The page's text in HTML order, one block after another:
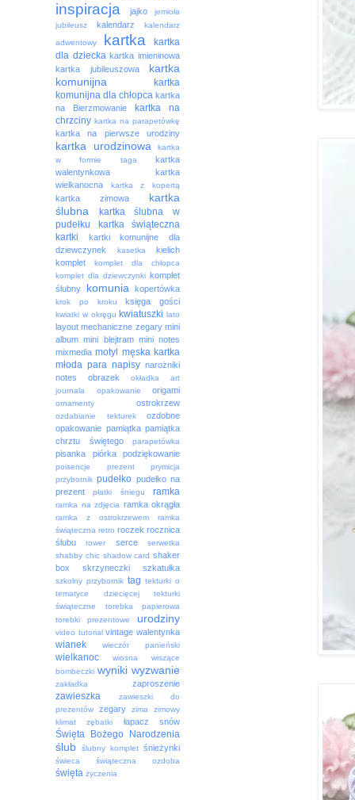
inspiracja jajko
jemioła
jubileusz
kalendarz
kalendarz
adwentowy
kartka
kartka
dla dziecka kartka imieninowa
kartka jubileuszowa
kartka
komunijna
kartka
komunijna dla chłopca kartka
na Bierzmowanie
kartka na
chrzciny kartka na parapetówkę
kartka na pierwsze urodziny
kartka urodzinowa
kartka
w formie taga
kartka
walentynkowa
kartka
wielkanocna
kartka z kopertą
kartka zimowa
kartka
ślubna
kartka ślubna w
pudełku
kartka świąteczna
kartki
kartki komunijne dla
dziewczynek
kasetka
kielich
komplet
komplet dla chłopca
komplet dla dziewczynki komplet
ślubny
komunia kopertówka
krok po kroku księga gości
kwiatki w okręgu kwiatuszki lato
layout mechaniczne zegary mini
album mini blejtram mini notes
mixmedia motyl męska kartka
młoda para napisy narożniki
notes
obrazek
okładka art
journala
opakowanie origami
ornamenty ostrokrzew
ozdabianie tekturek
ozdobne
opakowanie pamiątka pamiątka
chrztu świętego
parapetówka
pisanka piórka podziękowanie
poisencje prezent
prymicja
przybornik pudełko pudełko na
prezent
płatki śniegu ramka
ramka na zdjęcia ramka okrągła
ramka z ostrokrzewem
ramka
świąteczna retro roczek rocznica
ślubu
rower serce
serwetka
shabby chic shadow card shaker
box
skrzyneczki szkatułka
szkolny przybornik tag tekturki o
tematyce dziecięcej
tekturki
świąteczne
torebka papierowa
torebki prezentowe
urodziny
video tutorial vintage walentynka
wianek wieczór panieński
wielkanoc wiosna
wiszące
bombeczki wyniki wyzwanie
zakładka zaproszenie
zawieszka
zawieszki do
prezentów
zegary zima
zimowy
klimat
zębatki łapacz snów
Święta Bożego Narodzenia
ślub ślubny komplet śnieżynki
świeca świąteczna ozdoba
święta życzenia